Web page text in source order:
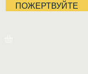
ПОЖЕРТВУЙТЕ